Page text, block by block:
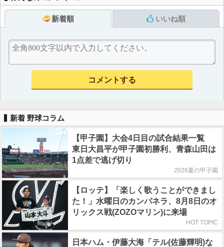
新着順 いいね順
新着 野球コラム
【甲子園】大会4日目の試合結果一覧
東日大昌平が甲子園初勝利、青森山田は
1点差で逃げ切り
2026夏の甲子園
【ロッテ】「楽しく歌うことができまし
た！」水曜日のカンパネラ、8月8日のオ
リックス戦(ZOZOマリン)に来場
HOT TOPIC
日本ハム・伊藤大海「テル(佐藤輝明)な